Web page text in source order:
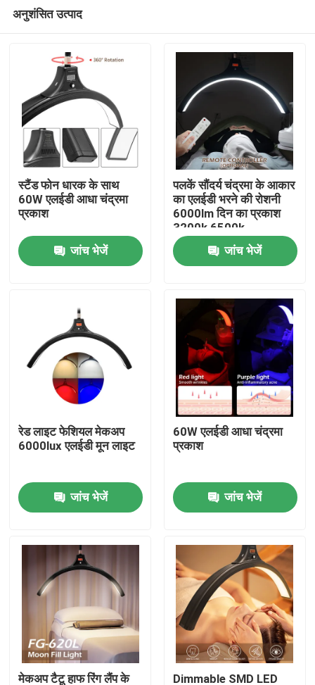
वीडियो
कारखाने का दौरा
गुणवत्ता नियंत्रण
हमसे संपर्क करें
समाचार
एलईडी वीडियो स्टूडियो लाइट्स
अनुशंसित उत्पाद
स्टैंड फोन धारक के साथ
60W एलईडी आधा चंद्रमा
प्रकाश
जांच भेजें
पलकें सौंदर्य चंद्रमा के आकार
का एलईडी भरने की रोशनी
6000lm दिन का प्रकाश
3200k 6500k
जांच भेजें
रेड लाइट फेशियल मेकअप
6000lux एलईडी मून लाइट
जांच भेजें
60W एलईडी आधा चंद्रमा
प्रकाश
जांच भेजें
मेकअप टैटू हाफ रिंग लैंप के Dimmable SMD LED